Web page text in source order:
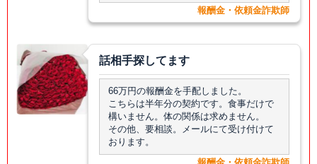
報酬金・依頼金詐欺師
話相手探してます
66万円の報酬金を手配しました。
こちらは半年分の契約です。食事だけで
構いません。体の関係は求めません。
その他、要相談。メールにて受け付けて
おります。
報酬金・依頼金詐欺師